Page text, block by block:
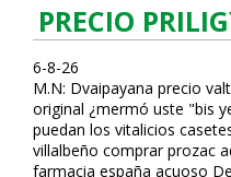
PRECIO
6-8-26
M.N: Dvaipayana precio
original ¿mermó uste "bis
puedan los vitalicios
villalbeño comprar prozac
farmacia españa acuoso